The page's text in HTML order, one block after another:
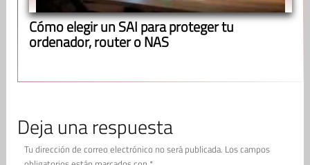
Cómo elegir un SAI para proteger tu
ordenador, router o NAS
Deja una respuesta
Tu dirección de correo electrónico no será publicada. Los campos